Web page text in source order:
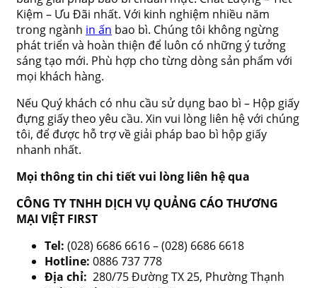
Kiệm – Ưu Đãi nhất. Với kinh nghiệm nhiều năm
trong ngành in ấn bao bì. Chúng tôi không ngừng
phát triển và hoàn thiện để luôn có những ý tưởng
sáng tạo mới. Phù hợp cho từng dòng sản phẩm với
mọi khách hàng.
Nếu Quý khách có nhu cầu sử dụng bao bì – Hộp giấy
đựng giấy theo yêu cầu. Xin vui lòng liên hệ với chúng
tôi, để được hỗ trợ về giải pháp bao bì hộp giấy
nhanh nhất.
Mọi thông tin chi tiết vui lòng liên hệ qua
CÔNG TY TNHH DỊCH VỤ QUẢNG CÁO THƯƠNG
MẠI VIỆT FIRST
Tel: (028) 6686 6616 – (028) 6686 6618
Hotline: 0886 737 778
Địa chỉ: 280/75 Đường TX 25, Phường Thạnh